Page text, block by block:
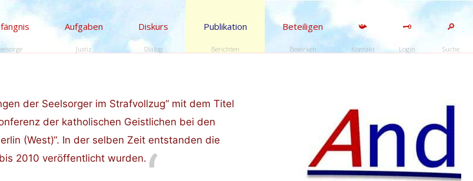
Aufgaben
Justiz
Diskurs
Dialog
Publikation
Berichten
Beteiligen
Bewirken
📯
Kontakt
🗝️
Login
🔎
Suche
der Seelsorger im Strafvollzug“ mit dem Titel
der katholischen Geistlichen bei den
(West)“. In der selben Zeit entstanden die
2010 veröffentlicht wurden.